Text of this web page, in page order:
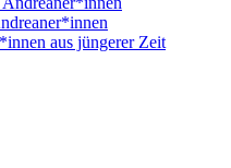
aus jüngerer Zeit